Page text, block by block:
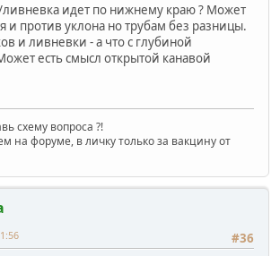
ливневка идет по нижнему краю ? Может
и против уклона но трубам без разницы.
и ливневки - а что с глубиной
есть смысл открытой канавой
схему вопроса ?!
на форуме, в личку только за вакцину от
#36